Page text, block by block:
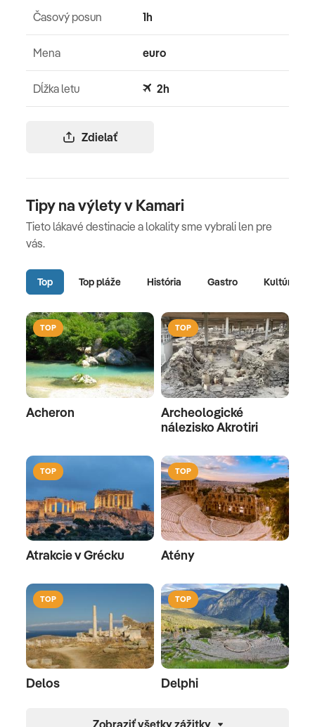
Zdielať
Časový posun 1h
Mena euro
Dĺžka letu 2h
Tipy na výlety v Kamari
Tieto lákavé destinacie a lokality sme vybrali len pre
vás.
Top Top pláže História Gastro Kultúra
TOP
Acheron
TOP
Archeologické
nálezisko Akrotiri
TOP
Atrakcie v Grécku
TOP
Atény
TOP
Delos
TOP
Delphi